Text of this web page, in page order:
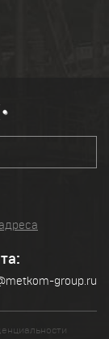
group.ru